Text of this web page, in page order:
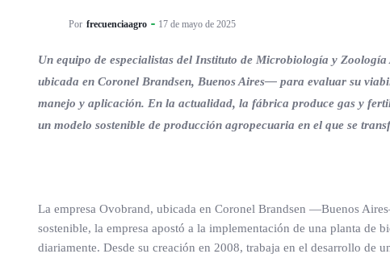
Por frecuenciaagro 17 de mayo de 2025
Un equipo de especialistas del Instituto de Microbiología y
ubicada en Coronel Brandsen, Buenos Aires— para evaluar su
manejo y aplicación. En la actualidad, la fábrica produce gas y
un modelo sostenible de producción agropecuaria en el que se
La empresa Ovobrand, ubicada en Coronel Brandsen —Buenos
sostenible, la empresa apostó a la implementación de una planta de
diariamente. Desde su creación en 2008, trabaja en el desarrollo de